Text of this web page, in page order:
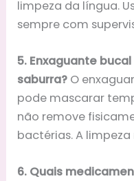
limpeza da língua.
sempre com
5. Enxaguante
saburra? O
pode mascarar
não remove
bactérias. A
6. Quais